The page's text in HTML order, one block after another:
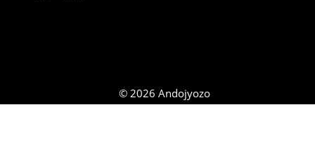
© 2026 Andojyozo